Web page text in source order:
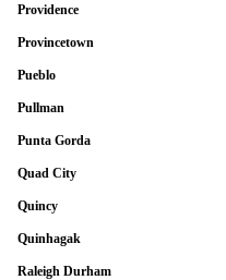
Providence
Provincetown
Pueblo
Pullman
Punta Gorda
Quad City
Quincy
Quinhagak
Raleigh Durham